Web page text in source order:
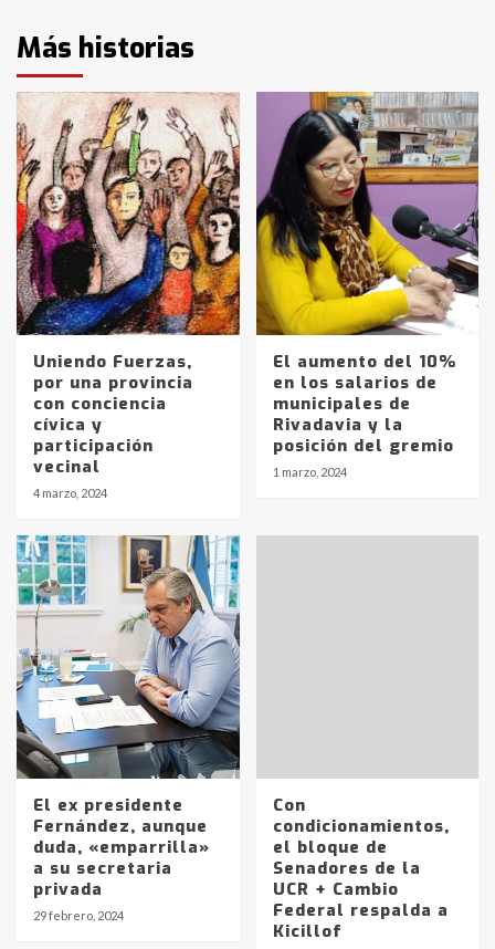
Más historias
Uniendo Fuerzas,
por una provincia
con conciencia
cívica y
participación
vecinal
4 marzo, 2024
El aumento del 10%
en los salarios de
municipales de
Rivadavia y la
posición del gremio
1 marzo, 2024
El ex presidente
Fernández, aunque
duda, «emparrilla»
a su secretaria
privada
29 febrero, 2024
Con
condicionamientos,
el bloque de
Senadores de la
UCR + Cambio
Federal respalda a
Kicillof
Identidad de los adolescentes
pampeanos que fueron